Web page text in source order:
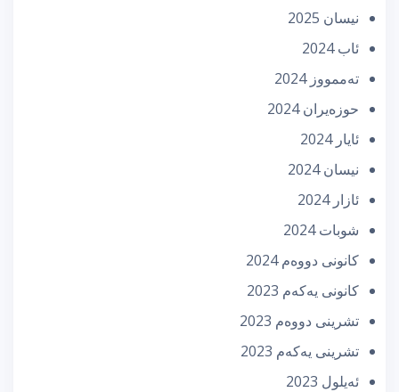
نیسان 2025
ئاب 2024
تەممووز 2024
حوزه‌یران 2024
ئایار 2024
نیسان 2024
ئازار 2024
شوبات 2024
كانونی دووه‌م 2024
كانونی یه‌كه‌م 2023
تشرینی دووه‌م 2023
تشرینی یه‌كه‌م 2023
ئه‌یلول 2023